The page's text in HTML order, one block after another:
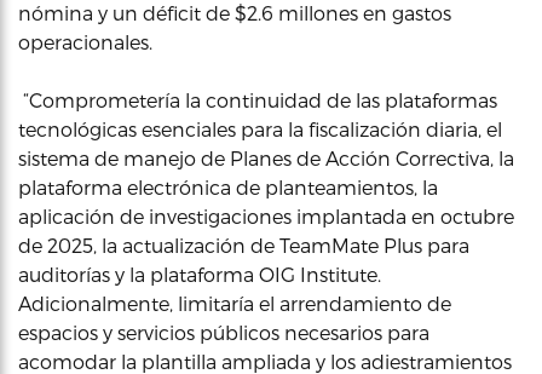
nómina y un déficit de $2.6 millones en gastos
operacionales.
“Comprometería la continuidad de las plataformas
tecnológicas esenciales para la fiscalización diaria, el
sistema de manejo de Planes de Acción Correctiva, la
plataforma electrónica de planteamientos, la
aplicación de investigaciones implantada en octubre
de 2025, la actualización de TeamMate Plus para
auditorías y la plataforma OIG Institute.
Adicionalmente, limitaría el arrendamiento de
espacios y servicios públicos necesarios para
acomodar la plantilla ampliada y los adiestramientos